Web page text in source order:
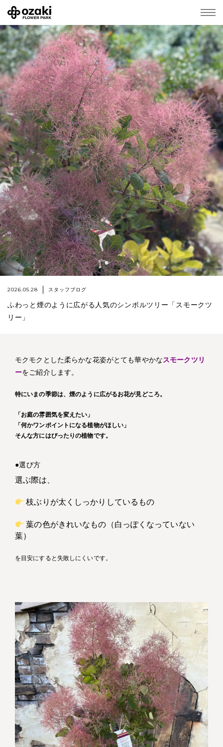
2026.05.28 スタッフブログ
ふわっと煙のように広がる人気のシンボルツリー「スモークツ
リー」
モクモクとした柔らかな花姿がとても華やかな スモークツリ
ーをご紹介します 。
特にいまの季節は、煙のように広がるお花が見どころ。
「お庭の雰囲気を変えたい」
「何かワンポイントになる植物がほしい」
そんな方にはぴったりの植物です。
●選び方
選ぶ際は、
枝ぶりが太くしっかりしているもの
葉の色がきれいなもの（白っぽくなっていない
葉）
を目安にすると失敗しにくいです。